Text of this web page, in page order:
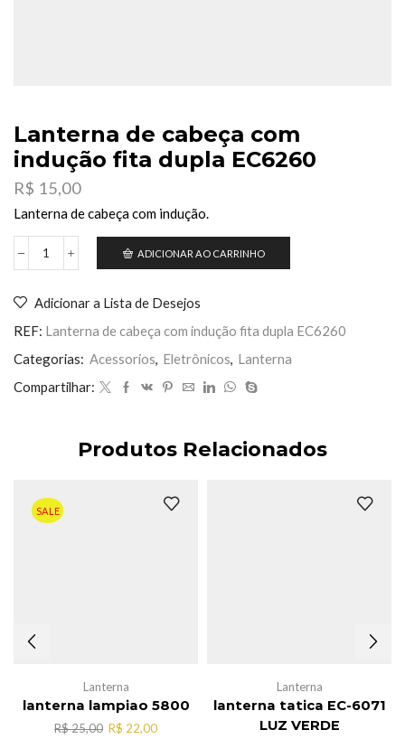
Lanterna de cabeça com
indução fita dupla EC6260
R$ 15,00
Lanterna de cabeça com indução.
Lanterna
com
indução
dupla
quantidade
ADICIONAR AO CARRINHO
Adicionar a Lista de Desejos
REF: Lanterna de cabeça com indução fita dupla EC6260
Categorias: Acessorios, Eletrônicos, Lanterna
Compartilhar:
Produtos Relacionados
SALE
Lanterna
lanterna lampiao 5800
R$25,00 O
R$ 22,00O
Lanterna
lanterna tatica EC-6071
LUZ VERDE